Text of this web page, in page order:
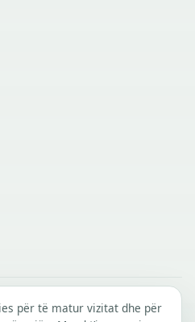
Të gjitha të drejtat e rezervuara.
për të matur vizitat dhe për